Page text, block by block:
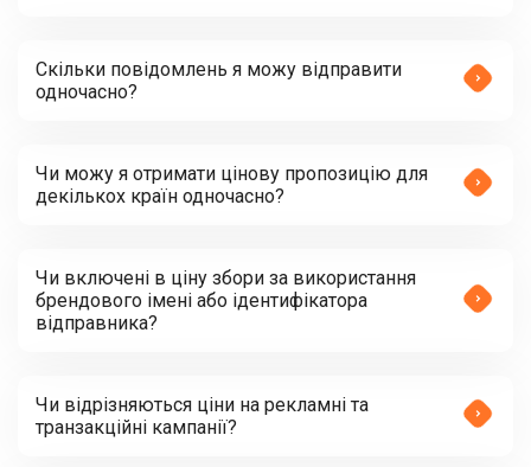
Скільки повідомлень я можу відправити
одночасно?
Чи можу я отримати цінову пропозицію для
декількох країн одночасно?
Чи включені в ціну збори за використання
брендового імені або ідентифікатора
відправника?
Чи відрізняються ціни на рекламні та
транзакційні кампанії?